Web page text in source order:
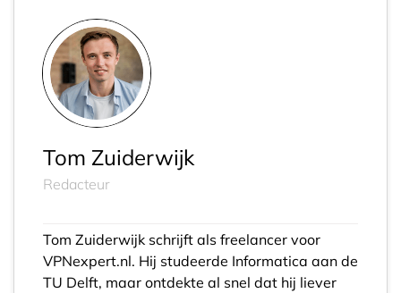
zaterdag en een feature race op zondag.
Tom Zuiderwijk
Redacteur
Tom Zuiderwijk schrijft als freelancer voor
VPNexpert.nl. Hij studeerde Informatica aan de
TU Delft, maar ontdekte al snel dat hij liever